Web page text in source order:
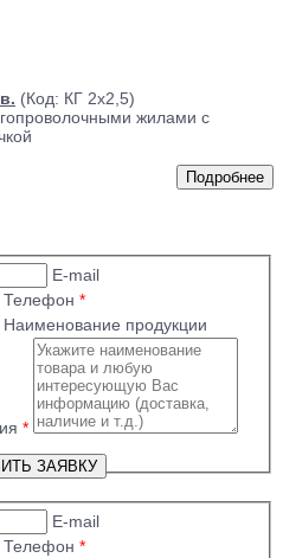
(Код: КГ 2х2,5)
жилами с
E-mail
Телефон *
Наименование продукции
*
E-mail
Телефон *